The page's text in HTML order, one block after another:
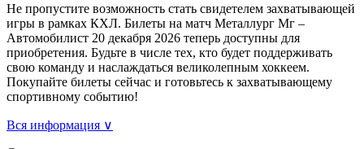
Не пропустите возможность стать свидетелем захватывающей
игры в рамках КХЛ. Билеты на матч Металлург Мг –
Автомобилист 20 декабря 2026 теперь доступны для
приобретения. Будьте в числе тех, кто будет поддерживать
свою команду и наслаждаться великолепным хоккеем.
Покупайте билеты сейчас и готовьтесь к захватывающему
спортивному событию!
Вся информация ∨